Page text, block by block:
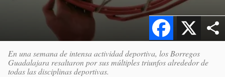
X
Facebook
En una semana de intensa actividad deportiva, los Borregos
Guadalajara resaltaron por sus múltiples triunfos alrededor de
todas las disciplinas deportivas.